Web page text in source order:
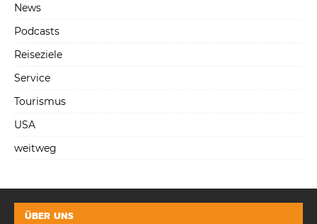
News
Podcasts
Reiseziele
Service
Tourismus
USA
weitweg
ÜBER UNS